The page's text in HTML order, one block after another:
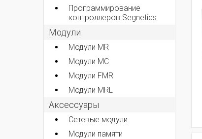
Программирование
контроллеров Segnetics
Модули
Модули MR
Модули MC
Модули FMR
Модули MRL
Аксеcсуары
Сетевые модули
Модули памяти